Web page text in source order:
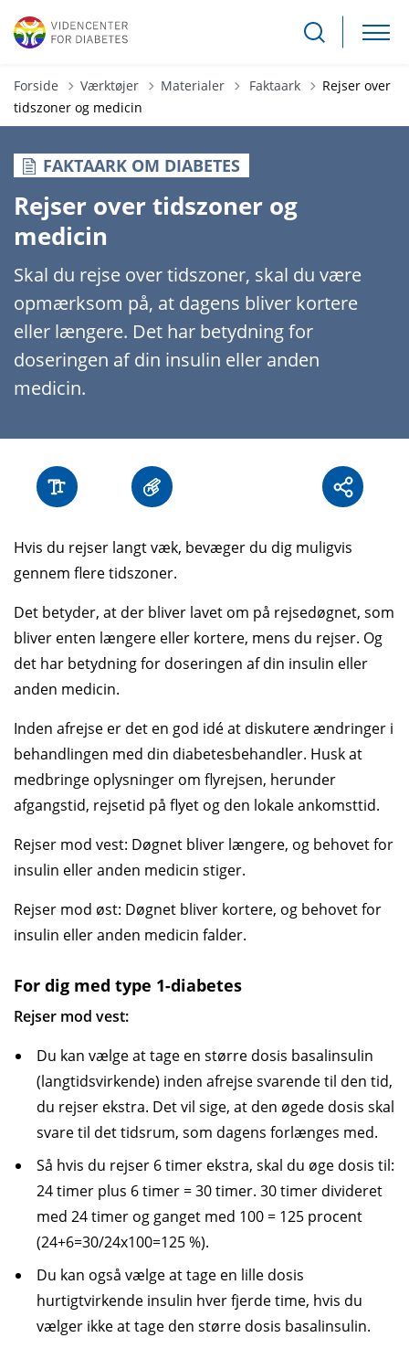
Forside Værktøjer Materialer Tilbage til
Faktaark
Rejser over
tidszoner og medicin
FAKTAARK OM DIABETES
Rejser over tidszoner og
medicin
Skal du rejse over tidszoner, skal du være
opmærksom på, at dagens bliver kortere
eller længere. Det har betydning for
doseringen af din insulin eller anden
medicin.
Hvis du rejser langt væk, bevæger du dig muligvis
gennem flere tidszoner.
Det betyder, at der bliver lavet om på rejsedøgnet, som
bliver enten længere eller kortere, mens du rejser. Og
det har betydning for doseringen af din insulin eller
anden medicin.
Inden afrejse er det en god idé at diskutere ændringer i
behandlingen med din diabetesbehandler. Husk at
medbringe oplysninger om flyrejsen, herunder
afgangstid, rejsetid på flyet og den lokale ankomsttid.
Rejser mod vest: Døgnet bliver længere, og behovet for
insulin eller anden medicin stiger.
Rejser mod øst: Døgnet bliver kortere, og behovet for
insulin eller anden medicin falder.
For dig med type 1-diabetes
Rejser mod vest:
Du kan vælge at tage en større dosis basalinsulin
(langtidsvirkende) inden afrejse svarende til den tid,
du rejser ekstra. Det vil sige, at den øgede dosis skal
svare til det tidsrum, som dagens forlænges med.
Så hvis du rejser 6 timer ekstra, skal du øge dosis til:
24 timer plus 6 timer = 30 timer. 30 timer divideret
med 24 timer og ganget med 100 = 125 procent
(24+6=30/24x100=125 %).
Du kan også vælge at tage en lille dosis
hurtigtvirkende insulin hver fjerde time, hvis du
vælger ikke at tage den større dosis basalinsulin.